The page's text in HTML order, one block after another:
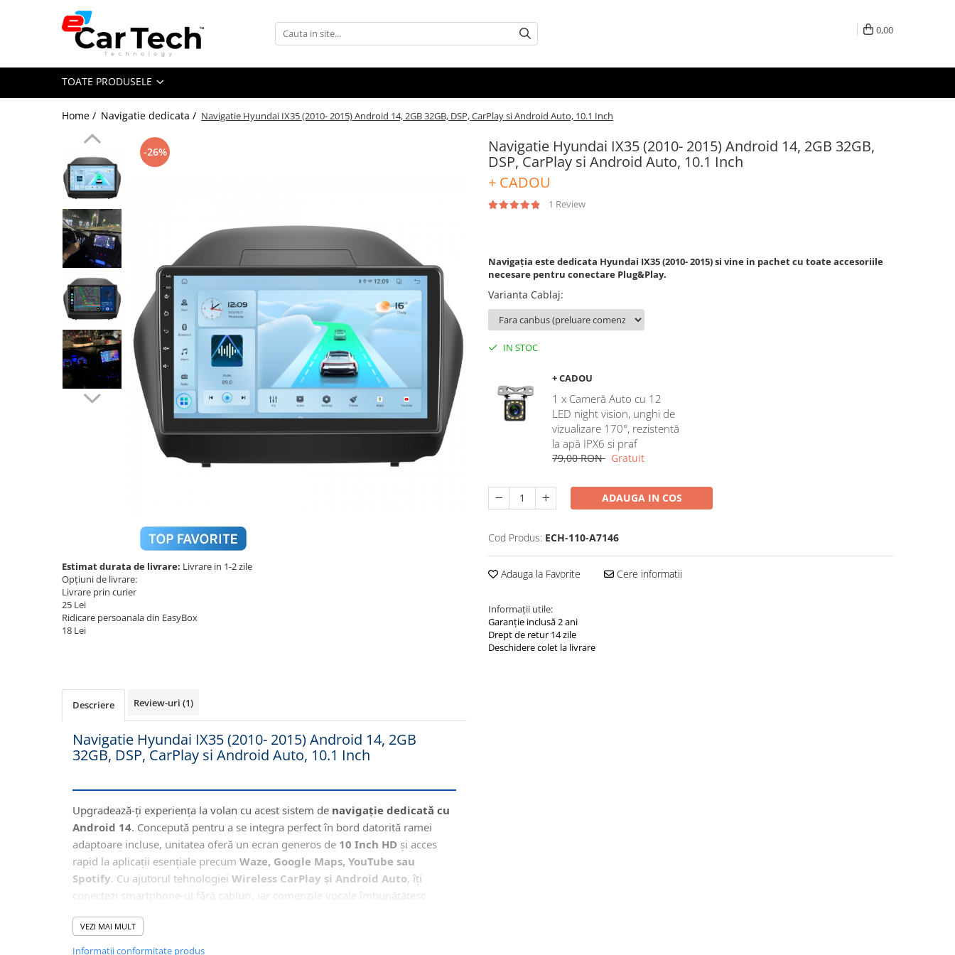
Toate Produsele
Navigatie dedicata
Navigatii Volkswagen
Navigatii Skoda
Navigatii Seat
Navigatii Ford
Navigatii Opel
Navigatii Hyundai
Navigatii Dacia
Navigatii Peugeot
Navigatii Audi
Navigatii BMW
Navigatii Mercedes
Navigatii Fiat
Navigatii Renault
Navigatii Mazda
Navigatii Smart
Navigatii Chevrolet
Navigatii Porsche
Navigatii Iveco
Navigatii Chrysler
Navigatie universala
Playere auto
Navigatii 2 DIN
Navigatii 1 DIN
Navigatie GPS Portabil
Accesorii navigatii
CarPlay&Android Auto
0,00
TOATE PRODUSELE
Home / Navigatie dedicata / Navigatie Hyundai IX35 (2010- 2015) Android 14, 2GB 32GB, DSP, CarPlay si Android Auto, 10.1 Inch
Navigatie Hyundai IX35 (2010- 2015) Android 14, 2GB 32GB,
DSP, CarPlay si Android Auto, 10.1 Inch
+ CADOU
1 Review
-26%
Estimat durata de livrare: Livrare in 1-2 zile
Opțiuni de livrare:
Livrare prin curier
25 Lei
Ridicare persoanala din EasyBox
18 Lei
Navigația este dedicata Hyundai IX35 (2010- 2015) si vine in pachet cu toate accesoriile
necesare pentru conectare Plug&Play.
Varianta Cablaj:
IN STOC
+ CADOU
1 x Cameră Auto cu 12
LED night vision, unghi de
vizualizare 170°, rezistentă
la apă IPX6 si praf
79,00 RON Gratuit
ADAUGA IN COS
Cod Produs: ECH-110-A7146
Adauga la Favorite Cere informatii
Informații utile:
Garanție inclusă 2 ani
Drept de retur 14 zile
Deschidere colet la livrare
Descriere Review-uri (1)
Navigatie Hyundai IX35 (2010- 2015) Android 14, 2GB
32GB, DSP, CarPlay si Android Auto, 10.1 Inch
Upgradează-ți experiența la volan cu acest sistem de navigație dedicată cu
Android 14. Concepută pentru a se integra perfect în bord datorită ramei
adaptoare incluse, unitatea oferă un ecran generos de 10 Inch HD și acces
rapid la aplicații esențiale precum Waze, Google Maps, YouTube sau
Spotify. Cu ajutorul tehnologiei Wireless CarPlay și Android Auto, îți
conectezi smartphone-ul fără cabluri, iar comenzile vocale îmbunătățesc
VEZI MAI MULT
Informatii conformitate produs